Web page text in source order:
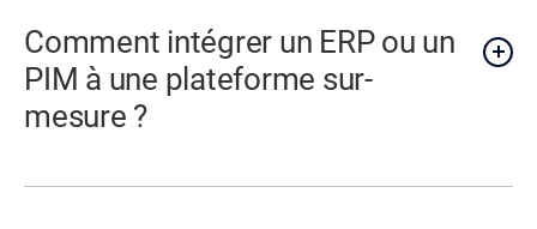
Comment intégrer un ERP ou un
PIM à une plateforme sur-
mesure ?